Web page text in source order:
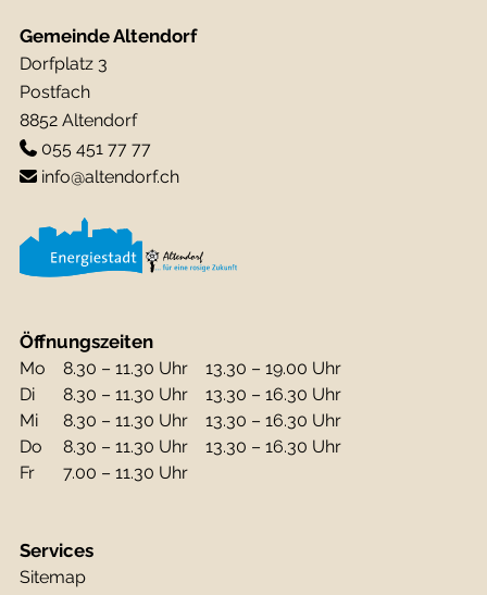
Gemeinde Altendorf
Dorfplatz 3
Postfach
8852 Altendorf
055 451 77 77
info@altendorf.ch
Öffnungszeiten
Mo 8.30 – 11.30 Uhr
13.30 – 19.00 Uhr
Di
8.30 – 11.30 Uhr
13.30 – 16.30 Uhr
Mi
8.30 – 11.30 Uhr
13.30 – 16.30 Uhr
Do
8.30 – 11.30 Uhr
13.30 – 16.30 Uhr
Fr
7.00 – 11.30 Uhr
Services
Sitemap